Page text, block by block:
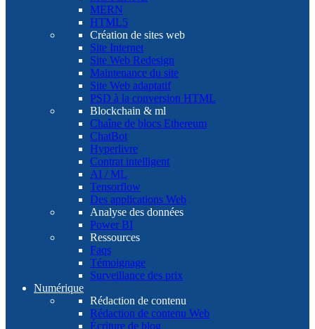
MERN
HTML5
Création de sites web
Site Internet
Site Web Redesign
Maintenance du site
Site Web adaptatif
PSD à la conversion HTML
Blockchain & ml
Chaîne de blocs Ethereum
ChatBot
Hyperlivre
Contrat intelligent
AI / ML
Tensorflow
Des applications Web
Analyse des données
Power BI
Ressources
Faqs
Témoignage
Surveillance des prix
Numérique
Rédaction de contenu
Rédaction de contenu Web
Écriture de blog